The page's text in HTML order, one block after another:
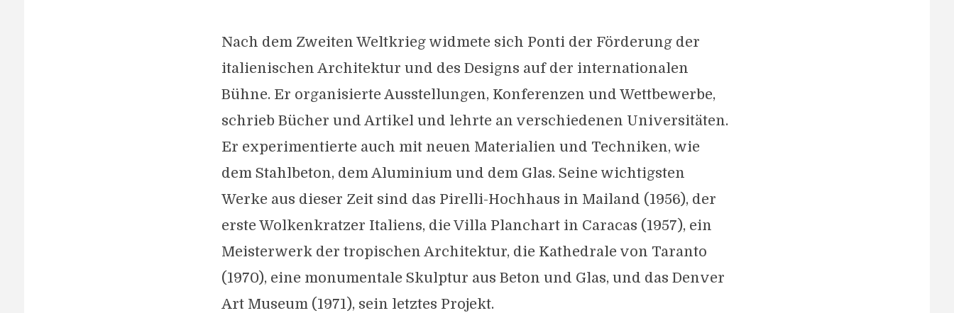
Nach dem Zweiten Weltkrieg widmete sich Ponti der Förderung der
italienischen Architektur und des Designs auf der internationalen
Bühne. Er organisierte Ausstellungen, Konferenzen und Wettbewerbe,
schrieb Bücher und Artikel und lehrte an verschiedenen Universitäten.
Er experimentierte auch mit neuen Materialien und Techniken, wie
dem Stahlbeton, dem Aluminium und dem Glas. Seine wichtigsten
Werke aus dieser Zeit sind das Pirelli-Hochhaus in Mailand (1956), der
erste Wolkenkratzer Italiens, die Villa Planchart in Caracas (1957), ein
Meisterwerk der tropischen Architektur, die Kathedrale von Taranto
(1970), eine monumentale Skulptur aus Beton und Glas, und das Denver
Art Museum (1971), sein letztes Projekt.